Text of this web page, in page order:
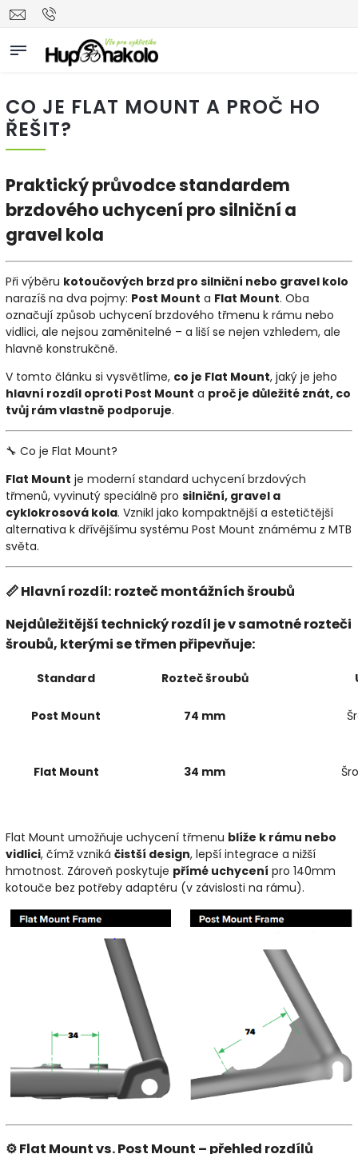
CO JE FLAT MOUNT A PROČ HO
ŘEŠIT?
Praktický průvodce standardem
brzdového uchycení pro silniční a
gravel kola
Při výběru kotoučových brzd pro silniční nebo gravel kolo
narazíš na dva pojmy: Post Mount a Flat Mount. Oba
označují způsob uchycení brzdového třmenu k rámu nebo
vidlici, ale nejsou zaměnitelné – a liší se nejen vzhledem, ale
hlavně konstrukčně.
V tomto článku si vysvětlíme, co je Flat Mount, jaký je jeho
hlavní rozdíl oproti Post Mount a proč je důležité znát, co
tvůj rám vlastně podporuje.
🔧 Co je Flat Mount?
Flat Mount je moderní standard uchycení brzdových
třmenů, vyvinutý speciálně pro silniční, gravel a
cyklokrosová kola. Vznikl jako kompaktnější a estetičtější
alternativa k dřívějšímu systému Post Mount známému z MTB
světa.
📏 Hlavní rozdíl: rozteč montážních šroubů
Nejdůležitější technický rozdíl jev samotné rozteči
šroubů, kterými se třmen připevňuje:
Standard Rozteč šroubů
Post Mount 74 mm
Flat Mount 34 mm
Flat Mount umožňuje uchycení třmenu blíže k rámu nebo
vidlici, čímž vzniká čistší design, lepší integrace a nižší
hmotnost. Zároveň poskytuje přímé uchycení pro 140mm
kotouče bez potřeby adaptéru (v závislosti na rámu).
⚙️ Flat Mount vs. Post Mount – přehled rozdílů